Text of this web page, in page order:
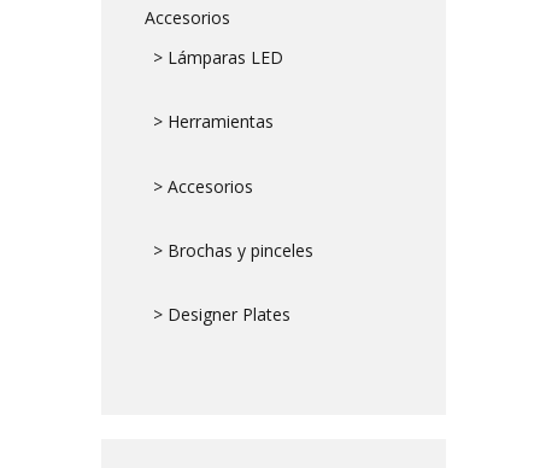
Accesorios
> Lámparas LED
> Herramientas
> Accesorios
> Brochas y pinceles
> Designer Plates